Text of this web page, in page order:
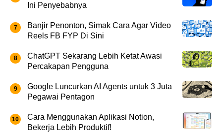
Ini Penyebabnya
Banjir Penonton, Simak Cara Agar Video
Reels FB FYP Di Sini
ChatGPT Sekarang Lebih Ketat Awasi
Percakapan Pengguna
Google Luncurkan AI Agents untuk 3 Juta
Pegawai Pentagon
Cara Menggunakan Aplikasi Notion,
Bekerja Lebih Produktif!